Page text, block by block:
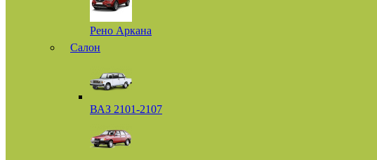
Рено Аркана
Салон
ВАЗ 2101-2107